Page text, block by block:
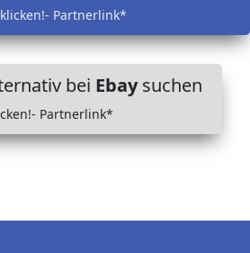
klicken!- Partnerlink*
bei Ebaysuchen
Partnerlink*